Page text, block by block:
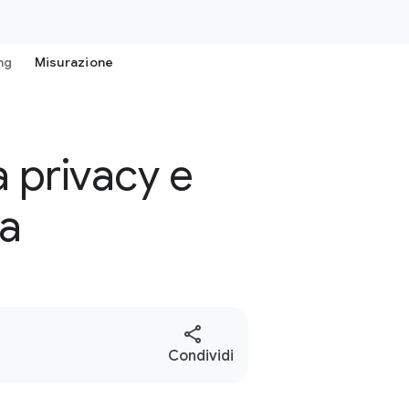
Misurazione
privacy e
Condividi